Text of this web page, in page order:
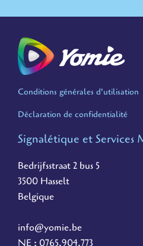
Conditions générales d'utilisation
Déclaration de confidentialité
Signalétique et Services
Bedrijfsstraat 2 bus 5
3500 Hasselt
Belgique
info@yomie.be
NE : 0765.904.773